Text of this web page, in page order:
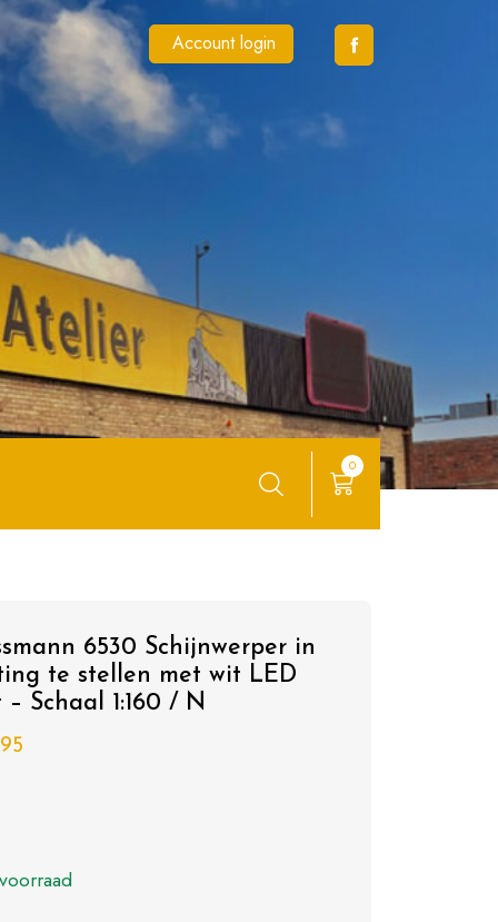
Account login
0
6530 Schijnwerper in
te stellen met wit LED
– Schaal 1:160 / N